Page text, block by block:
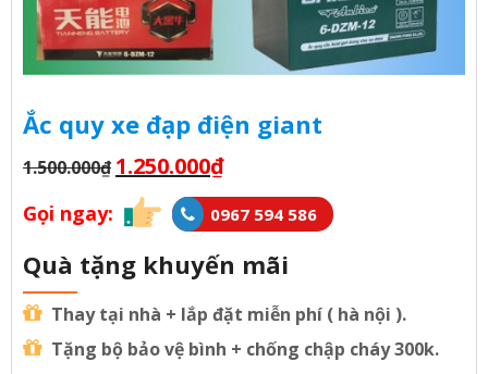
Ắc quy xe đạp điện giant
1.500.000₫ 1.250.000₫
Gọi ngay: 0967 594 586
Quà tặng khuyến mãi
Thay tại nhà + lắp đặt miễn phí ( hà nội ).
Tặng bộ bảo vệ bình + chống chập cháy 300k.